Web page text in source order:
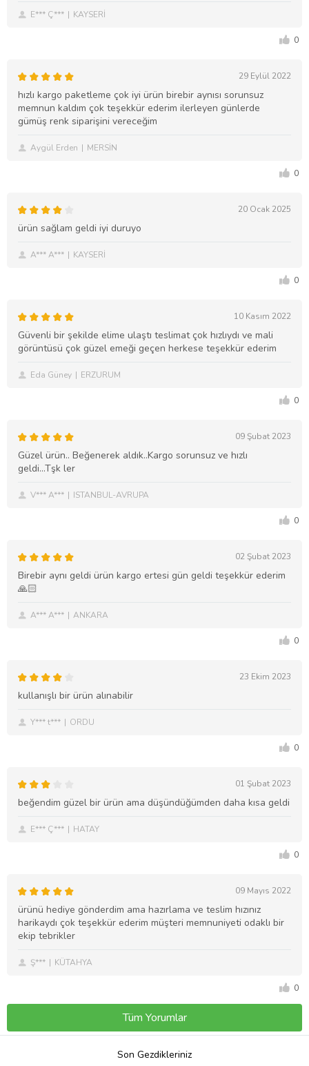
E*** Ç*** KAYSERİ
0
29 Eylül 2022
hızlı kargo paketleme çok iyi ürün birebir aynısı sorunsuz
memnun kaldım çok teşekkür ederim ilerleyen günlerde
gümüş renk siparişini vereceğim
Aygül Erden MERSİN
0
20 Ocak 2025
ürün sağlam geldi iyi duruyo
A*** A*** KAYSERİ
0
10 Kasım 2022
Güvenli bir şekilde elime ulaştı teslimat çok hızlıydı ve mali
görüntüsü çok güzel emeği geçen herkese teşekkür ederim
Eda Güney ERZURUM
0
09 Şubat 2023
Güzel ürün.. Beğenerek aldık..Kargo sorunsuz ve hızlı
geldi...Tşk ler
V*** A*** ISTANBUL-AVRUPA
0
02 Şubat 2023
Birebir aynı geldi ürün kargo ertesi gün geldi teşekkür ederim
🙏🏻
A*** A*** ANKARA
0
23 Ekim 2023
kullanışlı bir ürün alınabilir
Y*** t*** ORDU
0
01 Şubat 2023
beğendim güzel bir ürün ama düşündüğümden daha kısa geldi
E*** Ç*** HATAY
0
09 Mayıs 2022
ürünü hediye gönderdim ama hazırlama ve teslim hızınız
harikaydı çok teşekkür ederim müşteri memnuniyeti odaklı bir
ekip tebrikler
Ş*** KÜTAHYA
0
Tüm Yorumlar
Son Gezdikleriniz